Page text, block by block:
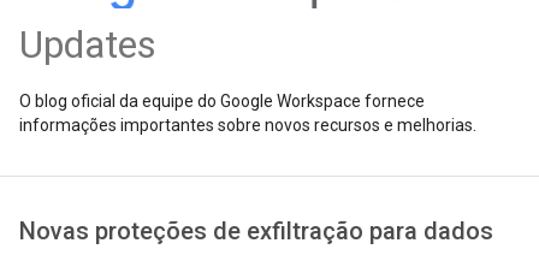
Updates
O blog oficial da equipe do Google Workspace fornece
informações importantes sobre novos recursos e melhorias.
Novas proteções de exfiltração para dados